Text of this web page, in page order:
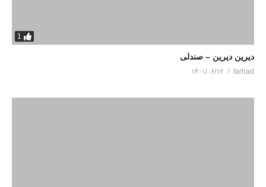
1
دیرین دیرین – صندلی
farhad ۱۴۰۱/۰۶/۱۲